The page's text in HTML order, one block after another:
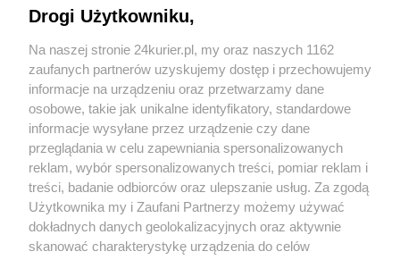
Groźny pożar pod Reskiem. Płonął budynek
gospodarczy i mieszkalny
Pasażerów zabijał toksyczny dym
POGODA
18℃
Zobacz prognozę na 3 dni
Drogi Użytkowniku,
Na naszej stronie 24kurier.pl, my oraz naszych 1162
zaufanych partnerów uzyskujemy dostęp i przechowujemy
informacje na urządzeniu oraz przetwarzamy dane
osobowe, takie jak unikalne identyfikatory, standardowe
informacje wysyłane przez urządzenie czy dane
przeglądania w celu zapewniania spersonalizowanych
reklam, wybór spersonalizowanych treści, pomiar reklam i
treści, badanie odbiorców oraz ulepszanie usług. Za zgodą
Użytkownika my i Zaufani Partnerzy możemy używać
dokładnych danych geolokalizacyjnych oraz aktywnie
skanować charakterystykę urządzenia do celów